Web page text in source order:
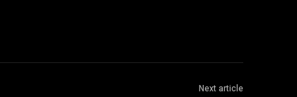
Next article